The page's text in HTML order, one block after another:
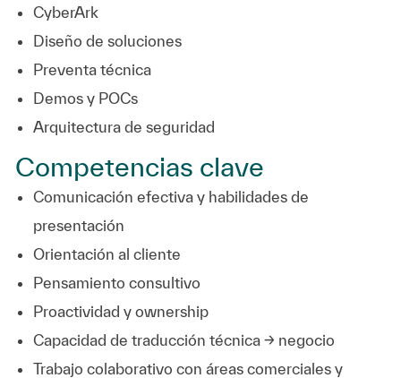
CyberArk
Diseño de soluciones
Preventa técnica
Demos y POCs
Arquitectura de seguridad
Competencias clave
Comunicación efectiva y habilidades de
presentación
Orientación al cliente
Pensamiento consultivo
Proactividad y ownership
Capacidad de traducción técnica → negocio
Trabajo colaborativo con áreas comerciales y